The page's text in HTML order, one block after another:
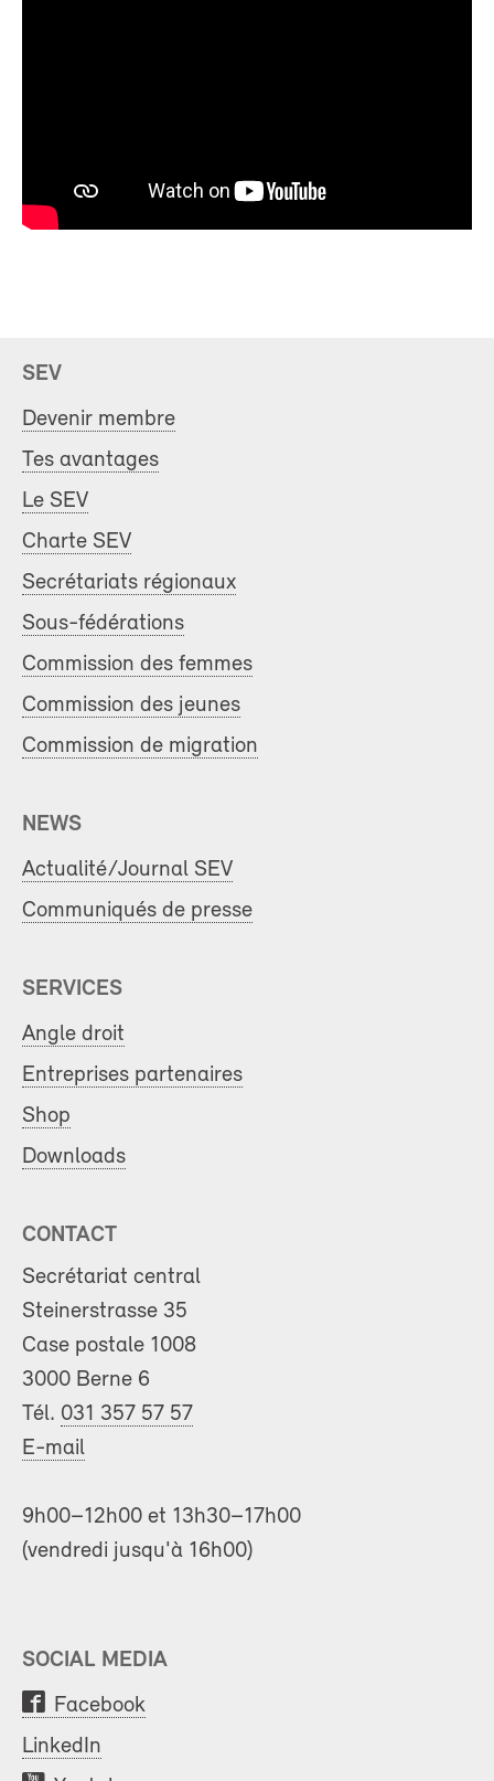
SEV
Devenir membre
Tes avantages
Le SEV
Charte SEV
Secrétariats régionaux
Sous-fédérations
Commission des femmes
Commission des jeunes
Commission de migration
NEWS
Actualité/Journal SEV
Communiqués de presse
SERVICES
Angle droit
Entreprises partenaires
Shop
Downloads
CONTACT
Secrétariat central
Steinerstrasse 35
Case postale 1008
3000 Berne 6
Tél. 031 357 57 57
E-mail
9h00–12h00 et 13h30–17h00
(vendredi jusqu'à 16h00)
SOCIAL MEDIA
Facebook
LinkedIn